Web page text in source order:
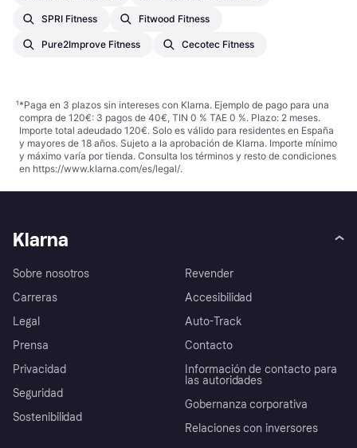
SPRI Fitness Fitwood Fitness
Pure2Improve Fitness Cecotec Fitness
¹*Paga en 3 plazos sin intereses con Klarna. Ejemplo de pago para una
compra de 120€: 3 pagos de 40€, TIN 0 % TAE 0 %. Plazo: 2 meses.
Importe total adeudado 120€. Solo es válido para residentes en España
y mayores de 18 años. Sujeto a la aprobación de Klarna. Importe mínimo
y máximo varía por tienda. Consulta los términos y resto de condiciones
en https://www.klarna.com/es/legal/.
Klarna
Sobre nosotros
Carreras
Legal
Prensa
Privacidad
Seguridad
Sostenibilidad
Revender
Accesibilidad
Auto-Track
Contacto
Información de contacto para
las autoridades
Gobernanza corporativa
Relaciones con inversores